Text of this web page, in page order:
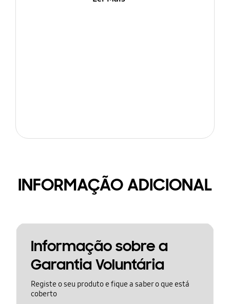
INFORMAÇÃO ADICIONAL
Informação sobre a
Garantia Voluntária
Registe o seu produto e fique a saber o que está
coberto